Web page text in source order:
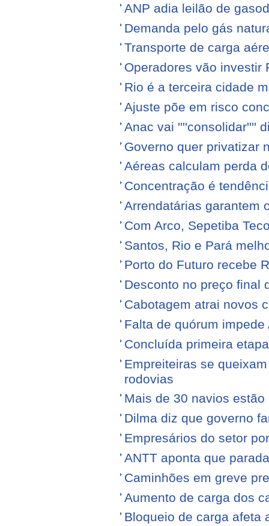
ANP adia leilão de
Demanda pelo gás
Transporte de carga
Operadores vão investir
Rio é a terceira cidade
Ajuste põe em risco
Anac vai ''''consolidar''''
Governo quer privatizar
Aéreas calculam perda
Concentração é
Arrendatárias garantem
Com Arco, Sepetiba
Santos, Rio e Pará
Porto do Futuro recebe
Desconto no preço final
Cabotagem atrai novos
Falta de quórum
Concluída primeira
Empreiteiras se
rodovias
Mais de 30 navios
Dilma diz que governo
Empresários do setor
ANTT aponta que
Caminhões em greve
Aumento de carga dos
Bloqueio de carga afeta